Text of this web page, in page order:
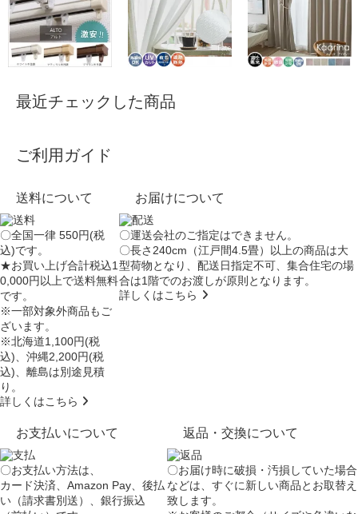
最近チェックした商品
ご利用ガイド
送料について
〇全国一律 550円(税
込)です。
★お買い上げ合計税込1
0,000円以上で送料無料
です。
※一部対象外商品もご
ざいます。
※北海道1,100円(税
込)、沖縄2,200円(税
込)、離島は別途見積
り。
詳しくはこちら
お届けについて
〇運送会社のご指定はできません。
〇長さ240cm（江戸間4.5畳）以上の商品は大
型荷物となり、配送日指定不可、集合住宅の場
合は1階でのお渡しが原則となります。
詳しくはこちら
お支払いについて
〇お支払い方法は、
カード決済、Amazon Pay、後払
い（請求書別送）、銀行振込
返品・交換について
〇お届け時に破損・汚損していた場合
などは、すぐに新しい商品とお取替え
致します。